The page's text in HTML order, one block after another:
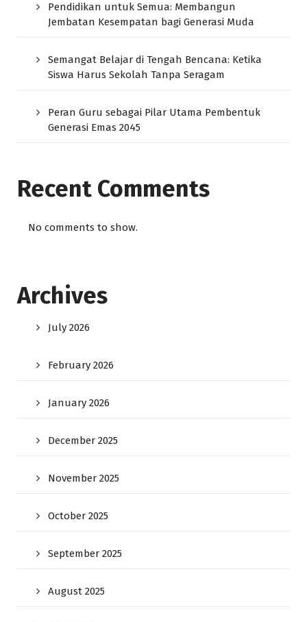
Pendidikan untuk Semua: Membangun
Jembatan Kesempatan bagi Generasi Muda
Semangat Belajar di Tengah Bencana: Ketika
Siswa Harus Sekolah Tanpa Seragam
Peran Guru sebagai Pilar Utama Pembentuk
Generasi Emas 2045
Recent Comments
No comments to show.
Archives
July 2026
February 2026
January 2026
December 2025
November 2025
October 2025
September 2025
August 2025